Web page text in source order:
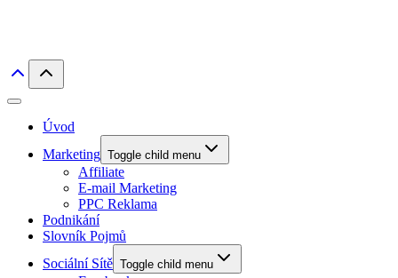
Úvod
Marketing Toggle child menu
Affiliate
E-mail Marketing
PPC Reklama
Podnikání
Slovník Pojmů
Sociální Sítě Toggle child menu